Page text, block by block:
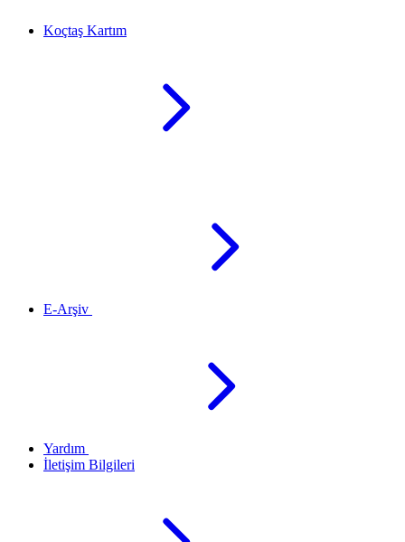
Koçtaş Kartım
E-Arşiv
Yardım
İletişim Bilgileri